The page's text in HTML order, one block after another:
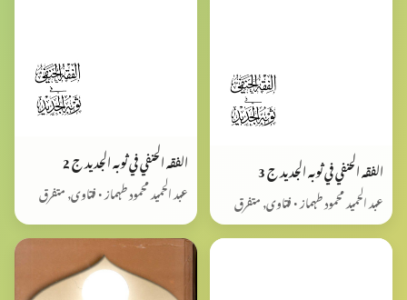
الفقه الحنفي في ثوبه الجديد ج 3
عبد الحمید محمود طہماز • فتاوی, متفرق
الفقه الحنفي في ثوبه الجديد ج 2
عبد الحمید محمود طہماز • فتاوی, متفرق